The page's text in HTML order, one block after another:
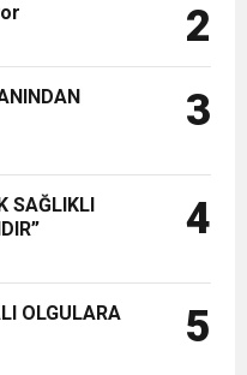
2
3
SAĞLIKLI
4
OLGULARA
5